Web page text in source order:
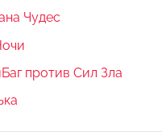
Чудес
против Сил Зла